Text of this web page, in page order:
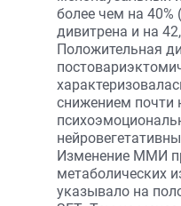
более чем на 40%
дивитрена и на
Положительная
снижением почти
Изменение ММИ
метаболических
указывало на